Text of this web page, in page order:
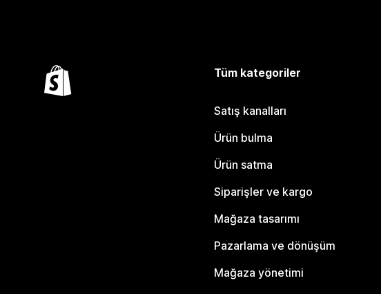
Tüm kategoriler
Satış kanalları
Ürün bulma
Ürün satma
Siparişler ve kargo
Mağaza tasarımı
Pazarlama ve dönüşüm
Mağaza yönetimi